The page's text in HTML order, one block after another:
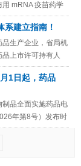
mRNA 疫苗药学
实施！《化学药品
系建立指南！
生产企业，省局机
上市许可持有人
的建设，在贯彻实
1日起，药品
制品全面实施药品电
年第8号）发布时
命周期监管和数智